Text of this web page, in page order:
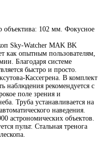
объектива: 102 мм. Фокусное
Sky-Watcher MAK BK
как опытным пользователям,
Благодаря системе
быстро и просто.
Кассегрена. В комплект
наблюдения рекомендуется с
поле зрения и
Труба устанавливается на
наведения.
астрономических объектов.
пульт. Стальная тренога